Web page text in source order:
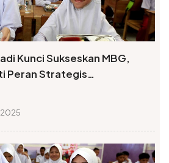
Kunci Sukseskan MBG,
Peran Strategis
2025